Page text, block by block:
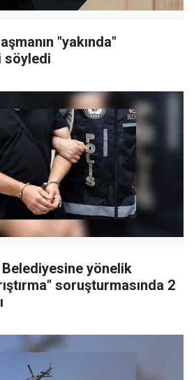
"yakında"
söyledi
yönelik
soruşturmasında 2